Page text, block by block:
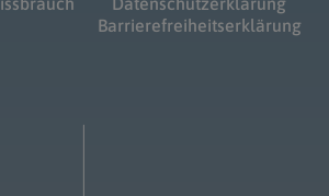
Barrierefreiheitserklärung